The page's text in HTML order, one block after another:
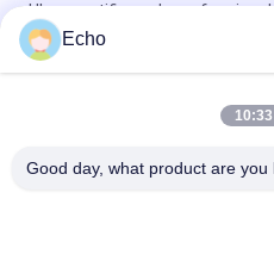
UL-gecertificeerde
geïsoleerde
Drievoudig geïsoleerde draad
TIW-B/F drievoudige
Echo
10:33
Good day, what product are you